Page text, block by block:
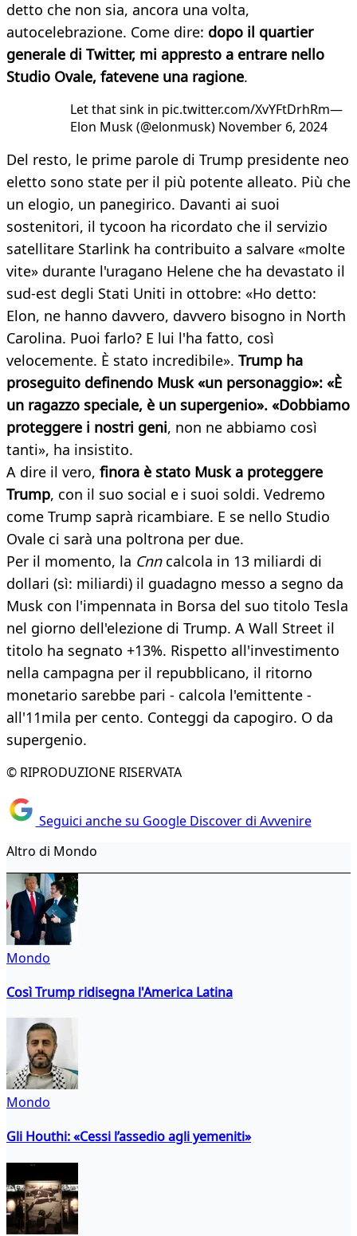
detto che non sia, ancora una volta,
autocelebrazione. Come dire: dopo il quartier
generale di Twitter, mi appresto a entrare nello
Studio Ovale, fatevene una ragione.
Let that sink in pic.twitter.com/XvYFtDrhRm—
Elon Musk (@elonmusk) November 6, 2024
Del resto, le prime parole di Trump presidente neo
eletto sono state per il più potente alleato. Più che
un elogio, un panegirico. Davanti ai suoi
sostenitori, il tycoon ha ricordato che il servizio
satellitare Starlink ha contribuito a salvare «molte
vite» durante l'uragano Helene che ha devastato il
sud-est degli Stati Uniti in ottobre: «Ho detto:
Elon, ne hanno davvero, davvero bisogno in North
Carolina. Puoi farlo? E lui l'ha fatto, così
velocemente. È stato incredibile». Trump ha
proseguito definendo Musk «un personaggio»: «È
un ragazzo speciale, è un supergenio». «Dobbiamo
proteggere i nostri geni, non ne abbiamo così
tanti», ha insistito.
A dire il vero, finora è stato Musk a proteggere
Trump, con il suo social e i suoi soldi. Vedremo
come Trump saprà ricambiare. E se nello Studio
Ovale ci sarà una poltrona per due.
Per il momento, la Cnncalcola in 13 miliardi di
dollari (sì: miliardi) il guadagno messo a segno da
Musk con l'impennata in Borsa del suo titolo Tesla
nel giorno dell'elezione di Trump. A Wall Street il
titolo ha segnato +13%. Rispetto all'investimento
nella campagna per il repubblicano, il ritorno
monetario sarebbe pari - calcola l'emittente -
all'11mila per cento. Conteggi da capogiro. O da
supergenio.
© RIPRODUZIONE RISERVATA
Seguici anche su Google Discover di Avvenire
Altro di Mondo
Mondo
Così Trump ridisegna l'America Latina
Mondo
Gli Houthi: «Cessi l’assedio agli yemeniti»